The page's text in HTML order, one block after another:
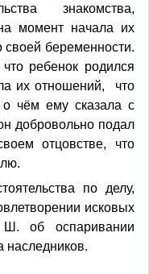
знакомства,
момент начала их
своей беременности.
ребенок родился
их отношений,
что
чём ему сказала с
добровольно подал
отцовстве, что
по делу,
исковых
Ш.об оспаривании
наследников.